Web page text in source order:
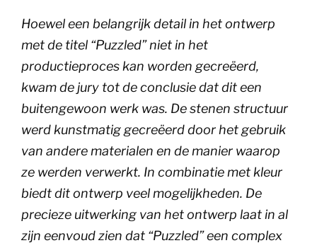
Hoewel een belangrijk detail in het ontwerp
met de titel “Puzzled” niet in het
productieproces kan worden gecreëerd,
kwam de jury tot de conclusie dat dit een
buitengewoon werk was. De stenen structuur
werd kunstmatig gecreëerd door het gebruik
van andere materialen en de manier waarop
ze werden verwerkt. In combinatie met kleur
biedt dit ontwerp veel mogelijkheden. De
precieze uitwerking van het ontwerp laat in al
zijn eenvoud zien dat “Puzzled” een complex